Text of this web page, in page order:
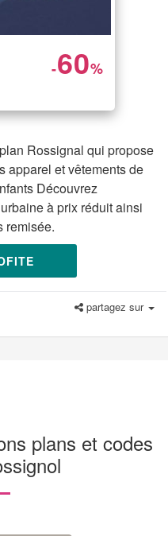
-60%
Rossignal qui propose
apparel et vêtements de
Découvrez
à prix réduit ainsi
remisée.
partagez sur
plans et codes